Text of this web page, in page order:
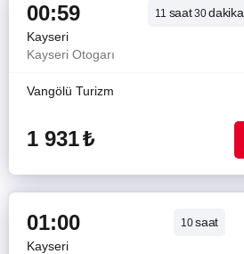
00:59 11 saat30dakika
Kayseri
Kayseri Otogarı
Vangölü Turizm
1 931₺
01:00 10saat
Kayseri